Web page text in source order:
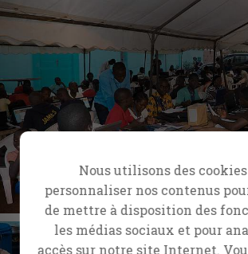
Nous utilisons des
personnaliser nos contenus
de mettre à disposition des
les médias sociaux et pour
accès sur notre site Internet.